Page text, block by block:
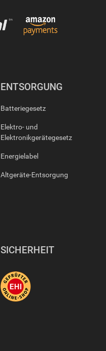
ENTSORGUNG
Batteriegesetz
Elektro- und
Elektronikgerätegesetz
Energielabel
Altgeräte-Entsorgung
SICHERHEIT